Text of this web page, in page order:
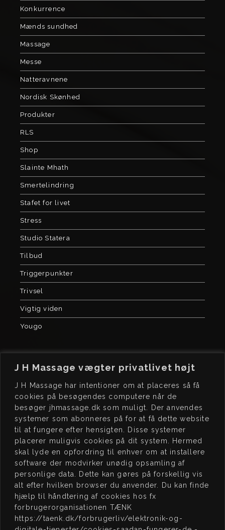
J H Massage vægter privatlivet højt
J H Massage har intentioner om at placeres så få
cookies på besøgendes computere når de
besøger jhmassage.dk som muligt. Der anvendes
systemer som abonneres på for at få dette website
til at fungere efter hensigten. Disse systemer
placerer muligvis cookies på dit system. Hermed
skal lyde en opfordring til enhver om at installere
software der modvirker unødig opsamling af
personlige data. Dette kan gøres på forskellig vis
alt efter hvilken browser du anvender. Du kan finde
hjælp til håndtering af cookies hos fx
forbrugerorganisationen TÆNK
https://taenk.dk/forbrugerliv/elektronik-og-
Konkurrence
Mænds sundhed
Massage
Messe
Natteravnene
Nordisk Skønhed
Produkter
RLS
Shop
Slainte Mhath
Smertelindring
Stafet for livet
Stress
Studio Statera
Tilbud
Triggerpunkter
Trivsel
Vigtig viden
Yougo
J HMASSAGE
Kochsgade 23, dør 3
5000 Odense C
CVR 41576472
BOOK
Book tid på
www.jhmassage.dk/book
JEGSTØTTER ÅB NINGSTIDER
MAN: 15:00 – 20:00
TIRS: Lukket